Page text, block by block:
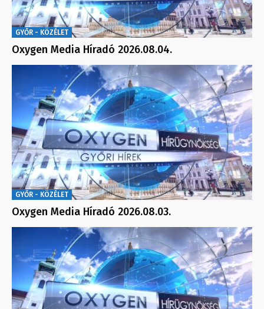
GYŐR - KÖZÉLET
Oxygen Media Híradó 2026.08.04.
GYŐR - KÖZÉLET
Oxygen Media Híradó 2026.08.03.